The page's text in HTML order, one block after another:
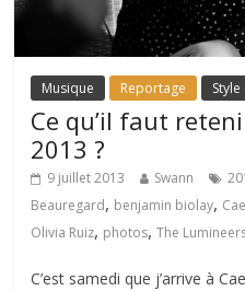
Musique Reportage Style
Ce qu’il faut
2013 ?
9 juillet 2013 Swann
Beauregard, benjamin biolay,
Olivia Ruiz, photos,The
C’est samedi que j’arrive à